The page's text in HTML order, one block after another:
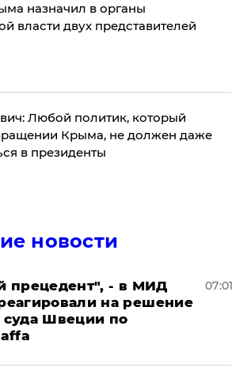
назначил в органы
власти двух представителей
Любой политик, который
Крыма, не должен даже
в президенты
новости
прецедент", - в МИД
на решение
суда Швеции по
07:01